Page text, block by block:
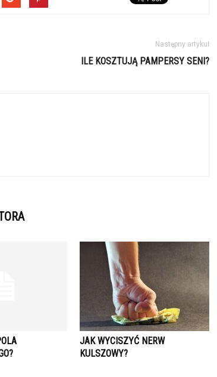
Następny artykuł
ILE KOSZTUJĄ PAMPERSY SENI?
JAK WYCISZYĆ NERW
KULSZOWY?